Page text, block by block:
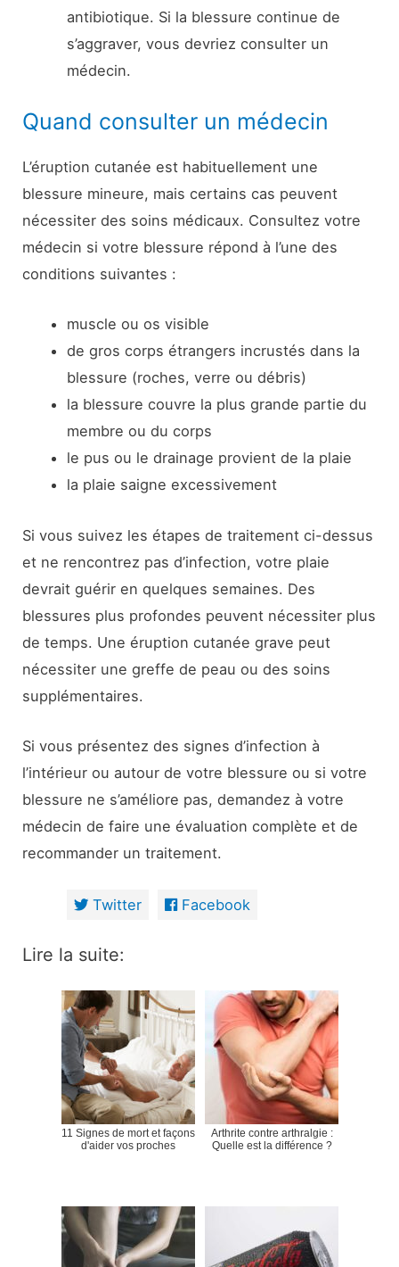
antibiotique. Si la blessure continue de
s’aggraver, vous devriez consulter un
médecin.
Quand consulter un médecin
L’éruption cutanée est habituellement une
blessure mineure, mais certains cas peuvent
nécessiter des soins médicaux. Consultez votre
médecin si votre blessure répond à l’une des
conditions suivantes :
muscle ou os visible
de gros corps étrangers incrustés dans la
blessure (roches, verre ou débris)
la blessure couvre la plus grande partie du
membre ou du corps
le pus ou le drainage provient de la plaie
la plaie saigne excessivement
Si vous suivez les étapes de traitement ci-dessus
et ne rencontrez pas d’infection, votre plaie
devrait guérir en quelques semaines. Des
blessures plus profondes peuvent nécessiter plus
de temps. Une éruption cutanée grave peut
nécessiter une greffe de peau ou des soins
supplémentaires.
Si vous présentez des signes d’infection à
l’intérieur ou autour de votre blessure ou si votre
blessure ne s’améliore pas, demandez à votre
médecin de faire une évaluation complète et de
recommander un traitement.
Twitter Facebook
Lire la suite:
11 Signes de mort et façons
d'aider vos proches
Arthrite contre arthralgie :
Quelle est la différence ?